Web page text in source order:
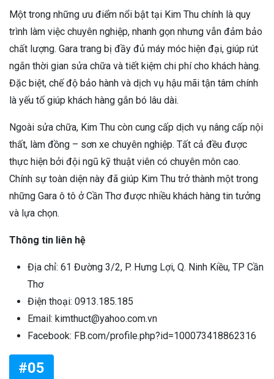
Một trong những ưu điểm nổi bật tại Kim Thu chính là quy
trình làm việc chuyên nghiệp, nhanh gọn nhưng vẫn đảm bảo
chất lượng. Gara trang bị đầy đủ máy móc hiện đại, giúp rút
ngắn thời gian sửa chữa và tiết kiệm chi phí cho khách hàng.
Đặc biệt, chế độ bảo hành và dịch vụ hậu mãi tận tâm chính
là yếu tố giúp khách hàng gắn bó lâu dài.
Ngoài sửa chữa, Kim Thu còn cung cấp dịch vụ nâng cấp nội
thất, làm đồng – sơn xe chuyên nghiệp. Tất cả đều được
thực hiện bởi đội ngũ kỹ thuật viên có chuyên môn cao.
Chính sự toàn diện này đã giúp Kim Thu trở thành một trong
những Gara ô tô ở Cần Thơ được nhiều khách hàng tin tưởng
và lựa chọn.
Thông tin liên hệ
Địa chỉ: 61 Đường 3/2, P. Hưng Lợi, Q. Ninh Kiều, TP Cần
Thơ
Điện thoại: 0913.185.185
Email: kimthuct@yahoo.com.vn
Facebook: FB.com/profile.php?id=100073418862316
#05